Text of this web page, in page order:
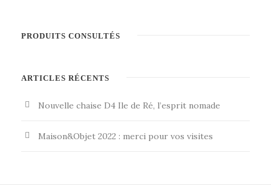
PRODUITS CONSULTÉS
ARTICLES RÉCENTS
Nouvelle chaise D4 Ile de Ré, l’esprit nomade
Maison&Objet 2022 : merci pour vos visites